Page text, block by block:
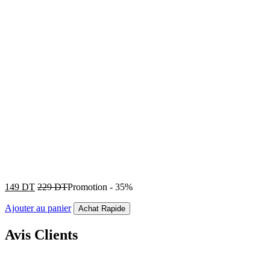
149 DT 229DTPromotion - 35%
Ajouter au panier Achat Rapide
Avis Clients